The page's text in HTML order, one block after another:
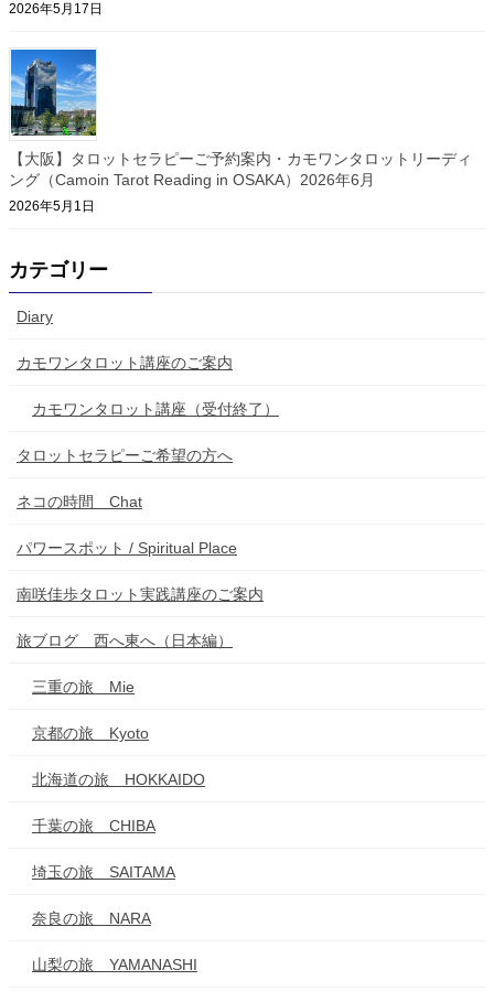
2026年5月17日
【大阪】タロットセラピーご予約案内・カモワンタロットリーディ
ング（Camoin Tarot Reading in OSAKA）2026年6月
2026年5月1日
カテゴリー
Diary
カモワンタロット講座のご案内
カモワンタロット講座（受付終了）
タロットセラピーご希望の方へ
ネコの時間 Chat
パワースポット / Spiritual Place
南咲佳歩タロット実践講座のご案内
旅ブログ 西へ東へ（日本編）
三重の旅 Mie
京都の旅 Kyoto
北海道の旅 HOKKAIDO
千葉の旅 CHIBA
埼玉の旅 SAITAMA
奈良の旅 NARA
山梨の旅 YAMANASHI